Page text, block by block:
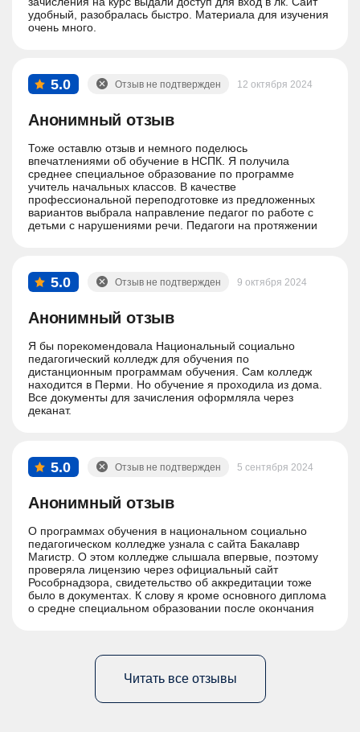
удобный, разобралась быстро. Материала для изучения
очень много.
5.0
Анонимный отзыв
12 октября 2024
Отзыв не подтвержден
Тоже оставлю отзыв и немного поделюсь
впечатлениями об обучение в НСПК. Я получила
среднее специальное образование по программе
учитель начальных классов. В качестве
профессиональной переподготовке из предложенных
вариантов выбрала направление педагог по работе с
детьми с нарушениями речи. Педагоги на протяжении
все решаемо если чуть-чуть напрячься. Спасибо,
прекрасный опыт!
5.0
Анонимный отзыв
9 октября 2024
Отзыв не подтвержден
Я бы порекомендовала Национальный социально
педагогический колледж для обучения по
дистанционным программам обучения. Сам колледж
находится в Перми. Но обучение я проходила из дома.
Все документы для зачисления оформляла через
деканат.
5.0
Анонимный отзыв
5 сентября 2024
Отзыв не подтвержден
О программах обучения в национальном социально
педагогическом колледже узнала с сайта Бакалавр
Магистр. О этом колледже слышала впервые, поэтому
проверяла лицензию через официальный сайт
Рособрнадзора, свидетельство об аккредитации тоже
было в документах. К слову я кроме основного диплома
о средне специальном образовании после окончания
Читать все отзывы